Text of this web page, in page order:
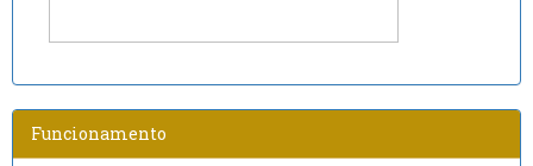
Funcionamento